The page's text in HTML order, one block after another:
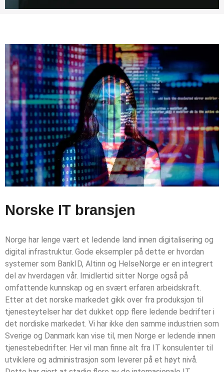
Norske IT bransjen
Norge har lenge vært et ledende land innen digitalisering og
digital infrastruktur. Gode eksempler på dette er hvordan
systemer som BankID, Altinn og HelseNorge er en integrert
del av hverdagen vår. Imidlertid sitter Norge også på
omfattende kunnskap og en svært erfaren arbeidskraft.
Etter at det norske markedet gikk over fra produksjon til
tjenesteytelser har det dukket opp flere ledende bedrifter i
det nordiske markedet. Vi har ikke den samme industrien som
Sverige og Danmark kan vise til, men Norge er ledende innen
tjenestebedrifter. Her vil man finne alt fra IT konsulenter til
utviklere og administrasjon som leverer på et høyt nivå.